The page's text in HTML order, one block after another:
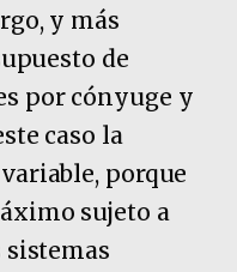
y más
de
por cónyuge y
caso la
porque
sujeto a
sistemas